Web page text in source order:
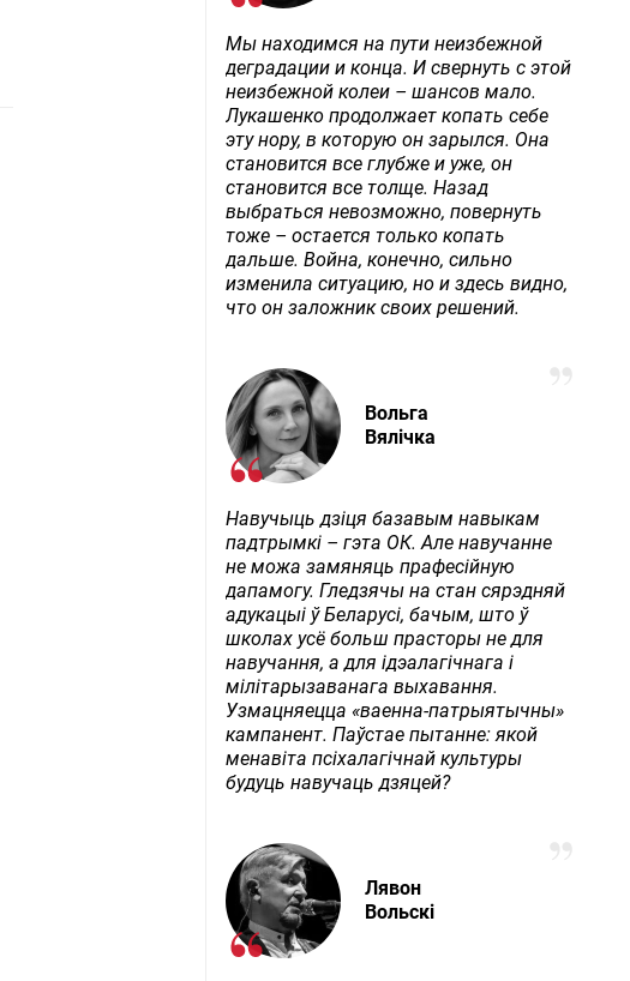
Мы находимся на пути неизбежной
деградации и конца. И свернуть с этой
неизбежной колеи – шансов мало.
Лукашенко продолжает копать себе
эту нору, в которую он зарылся. Она
становится все глубже и уже, он
становится все толще. Назад
выбраться невозможно, повернуть
тоже – остается только копать
дальше. Война, конечно, сильно
изменила ситуацию, но и здесь видно,
что он заложник своих решений.
Вольга
Вялічка
Навучыць дзіця базавым навыкам
падтрымкі – гэта ОК. Але навучанне
не можа замяняць прафесійную
дапамогу. Гледзячы на стан сярэдняй
адукацыі ў Беларусі, бачым, што ў
школах усё больш прасторы не для
навучання, а для ідэалагічнага і
мілітарызаванага выхавання.
Узмацняецца «ваенна-патрыятычны»
кампанент. Паўстае пытанне: якой
менавіта псіхалагічнай культуры
будуць навучаць дзяцей?
Лявон
Вольскі